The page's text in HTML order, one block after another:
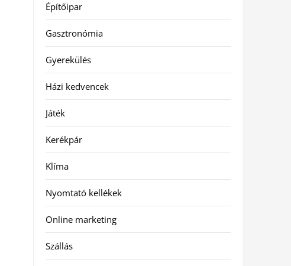
Építőipar
Gasztronómia
Gyerekülés
Házi kedvencek
Játék
Kerékpár
Klíma
Nyomtató kellékek
Online marketing
Szállás